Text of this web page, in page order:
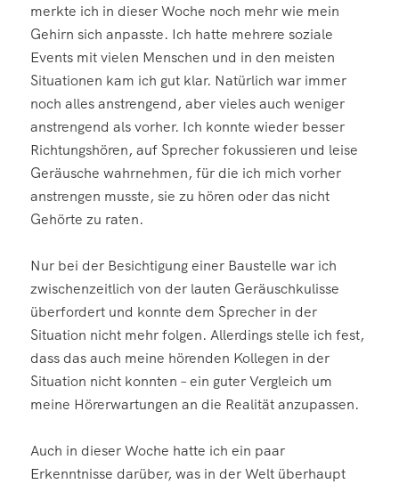
merkte ich in dieser Woche noch mehr wie mein
Gehirn sich anpasste. Ich hatte mehrere soziale
Events mit vielen Menschen und in den meisten
Situationen kam ich gut klar. Natürlich war immer
noch alles anstrengend, aber vieles auch weniger
anstrengend als vorher. Ich konnte wieder besser
Richtungshören, auf Sprecher fokussieren und leise
Geräusche wahrnehmen, für die ich mich vorher
anstrengen musste, sie zu hören oder das nicht
Gehörte zu raten.
Nur bei der Besichtigung einer Baustelle war ich
zwischenzeitlich von der lauten Geräuschkulisse
überfordert und konnte dem Sprecher in der
Situation nicht mehr folgen. Allerdings stelle ich fest,
dass das auch meine hörenden Kollegen in der
Situation nicht konnten – ein guter Vergleich um
meine Hörerwartungen an die Realität anzupassen.
Auch in dieser Woche hatte ich ein paar
Erkenntnisse darüber, was in der Welt überhaupt